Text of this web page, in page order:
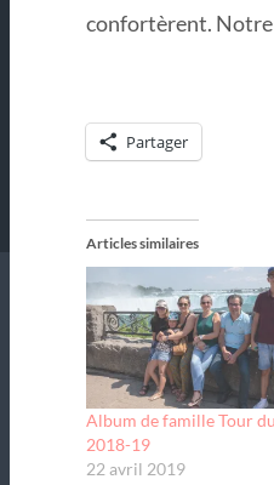
confortèrent.
Partager
Articles similaires
Album de famille Tour
2018-19
22 avril 2019